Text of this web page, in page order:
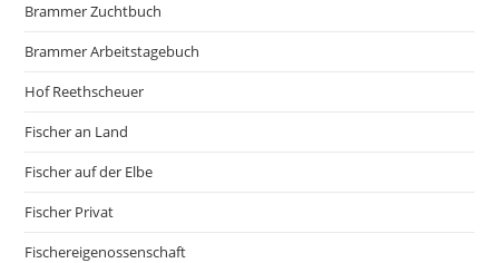
Brammer Zuchtbuch
Brammer Arbeitstagebuch
Hof Reethscheuer
Fischer an Land
Fischer auf der Elbe
Fischer Privat
Fischereigenossenschaft